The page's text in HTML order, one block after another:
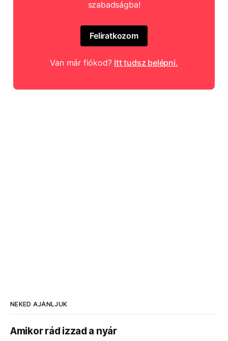
szabadságba!
Feliratkozom
Van már fiókod? Itt tudsz belépni.
NEKED AJÁNLJUK
Amikor rád izzad a nyár